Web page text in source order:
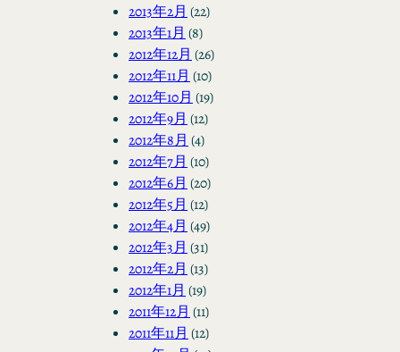
2013年2月 (22)
2013年1月 (8)
2012年12月 (26)
2012年11月 (10)
2012年10月 (19)
2012年9月 (12)
2012年8月 (4)
2012年7月 (10)
2012年6月 (20)
2012年5月 (12)
2012年4月 (49)
2012年3月 (31)
2012年2月 (13)
2012年1月 (19)
2011年12月 (11)
2011年11月 (12)